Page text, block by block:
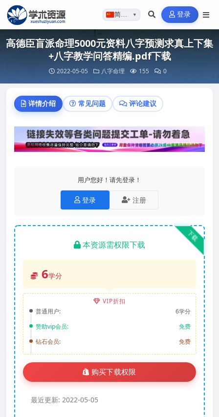
简体…▼ 登录
高德臣盲派命理5000元资料八字预测求真上下集
+八字教学问答精编.pdf下载
2022-05-05 八字命理 155 0
详情介绍 常见问题 评论建议
用户您好！请先登录！
登录 注册
下载
本资源需权限下载
6学分
VIP折扣
普通用户:
6学分
赞助vip会员:
免费
钻石会员:
免费
购买下载权限
最近更新: 2022-05-05